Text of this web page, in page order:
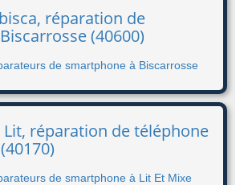
réparation de
(40600)
de smartphone à Biscarrosse
réparation de téléphone
de smartphone à Lit Et Mixe